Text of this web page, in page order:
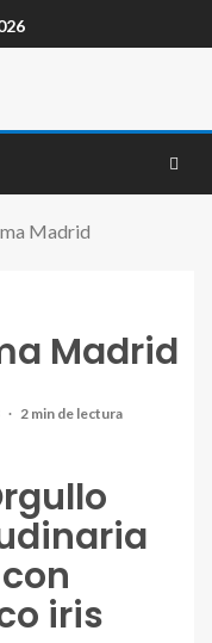
Madrid
Madrid
2 min de lectura
iris